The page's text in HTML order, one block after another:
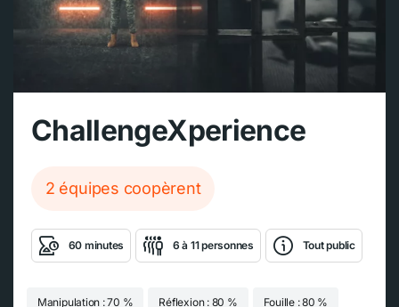
ChallengeXperience
2 équipes coopèrent
60 minutes 6 à 11 personnes Tout public
Manipulation : 70 % Réflexion : 80 % Fouille : 80 %